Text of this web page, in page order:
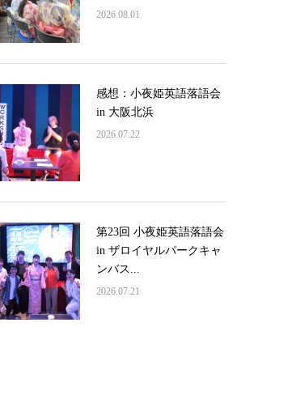
2026.08.01
感想：小夜姫英語落語会
in 大阪北浜
2026.07.22
第23回 小夜姫英語落語会
in ザロイヤルパークキャ
ンバス...
2026.07.21